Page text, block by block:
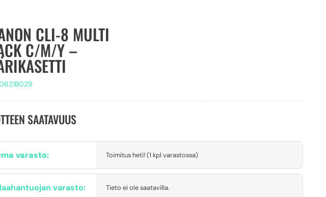
CLI-8 MULTI
C/M/Y –
SAATAVUUS
varasto: Toimitus heti! (1 kpl varastossa)
varasto: Tieto ei ole saatavilla.